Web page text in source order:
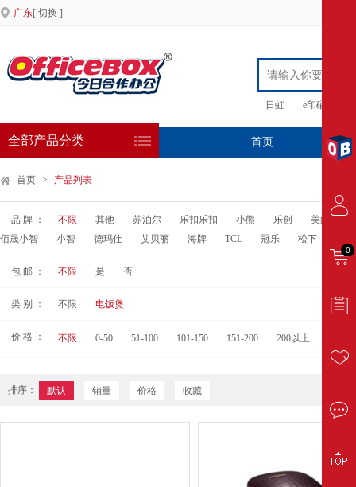
广东[ 切换 ]
日虹 e印硒鼓
全部产品分类 首页 专
首页 > 产品列表
品 牌 ： 不限 其他 苏泊尔 乐扣乐扣 小熊 乐创 美的
佰晟小智
小智 德玛仕 艾贝丽 海牌 TCL 冠乐 松下
包 邮 ： 不限 是 否
类 别 ： 不限 电饭煲
价 格 ： 不限 0-50 51-100 101-150 151-200 200以上
排序： 默认 销量 价格 收藏
0